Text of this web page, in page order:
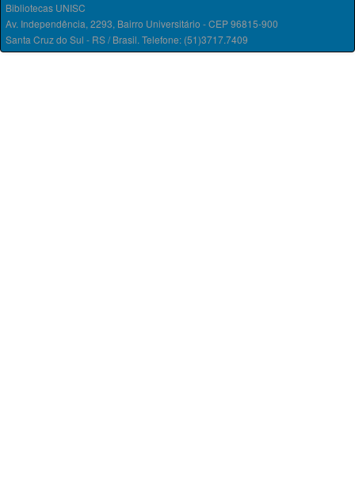
Bibliotecas UNISC
Av. Independência, 2293, Bairro Universitário - CEP 96815-900
Santa Cruz do Sul - RS / Brasil. Telefone: (51)3717.7409